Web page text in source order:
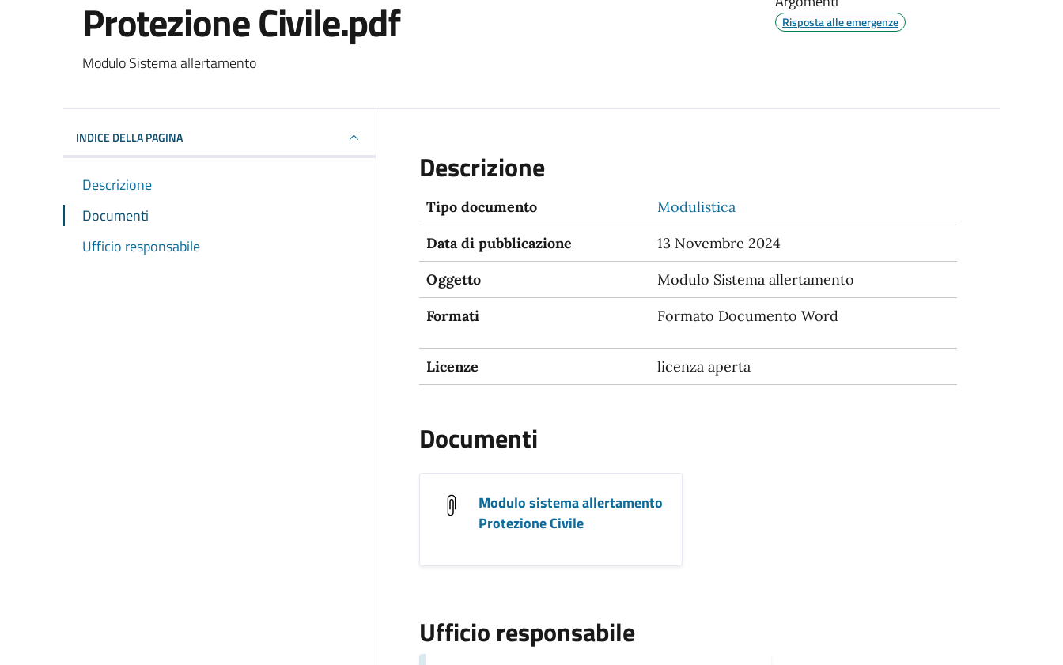
Protezione Civile.pdf
Dettagli del documento
Modulo Sistema allertamento
Risposta alle emergenze
INDICE DELLA PAGINA
Descrizione
Documenti
Ufficio responsabile
Descrizione
Tipo documento
Modulistica
Data di pubblicazione
13 Novembre 2024
Oggetto
Modulo Sistema allertamento
Formati
Formato Documento Word
Licenze licenza aperta
Documenti
Modulo sistema allertamento
Protezione Civile
Ufficio responsabile